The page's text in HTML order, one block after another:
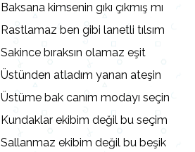
Baksana kimsenin gıkı çıkmış mı
Rastlamaz ben gibi lanetli tılsım
Sakince bıraksın olamaz eşit
Üstünden atladım yanan ateşin
Üstüme bak canım modayı seçin
Kundaklar ekibim değil bu seçim
Sallanmaz ekibim değil bu beşik